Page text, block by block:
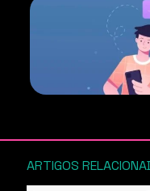
ARTIGOS